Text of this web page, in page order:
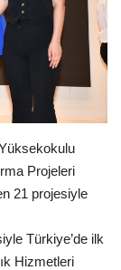
Projeleri
21 projesiyle
Türkiye’de ilk
Hizmetleri